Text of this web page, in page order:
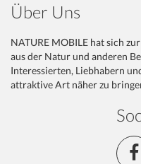
Über Uns
NATURE MOBILE hat sich
aus der Natur und anderen
Interessierten, Liebhabern
attraktive Art näher zu